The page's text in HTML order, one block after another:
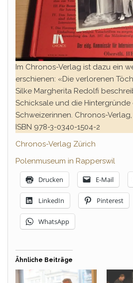
Im Chronos-Verlag ist dazu ein
erschienen: «Die verlorenen
Silke Margherita Redolfi
Schicksale und die
Schweizerinnen. Chronos-
ISBN 978-3-0340-1504-2
Chronos-Verlag Zürich
Polenmuseum in Rapperswil
Drucken E-Mail
LinkedIn Pinterest
WhatsApp
Ähnliche Beiträge